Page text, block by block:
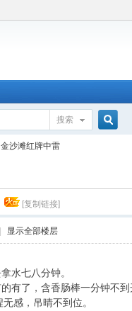
搜索
金沙滩红牌中雷
[复制链接]
显示全部楼层
水七八分钟。
有了，含香肠棒一分钟不
感，吊晴不到位。